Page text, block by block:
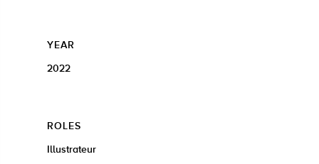
YEAR
2022
ROLES
Illustrateur